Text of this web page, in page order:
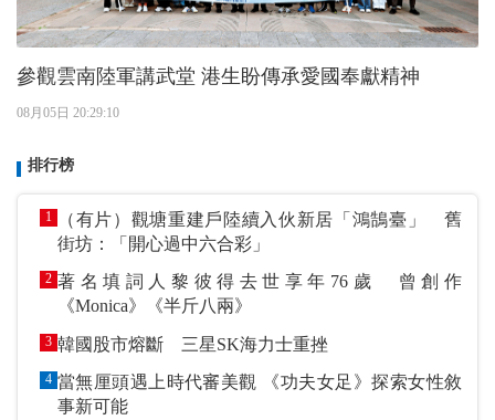
參觀雲南陸軍講武堂 港生盼傳承愛國奉獻精神
08月05日 20:29:10
排行榜
1
（有片）觀塘重建戶陸續入伙新居「鴻鵠臺」 舊
街坊：「開心過中六合彩」
2 著名填詞人黎彼得去世享年76歲 曾創作
《Monica》《半斤八兩》
3 韓國股市熔斷 三星SK海力士重挫
4 當無厘頭遇上時代審美觀 《功夫女足》探索女性敘
事新可能